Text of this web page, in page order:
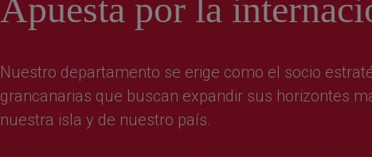
Apuesta por la
Nuestro departamento se erige como el socio
grancanarias que buscan expandir sus horizontes
nuestra isla y de nuestro país.